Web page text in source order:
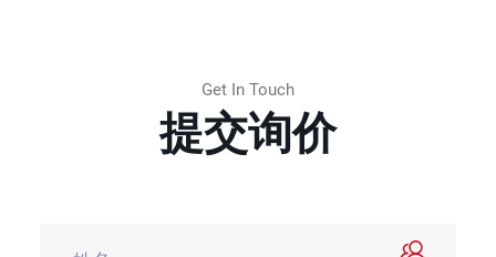
Get In Touch
提交询价